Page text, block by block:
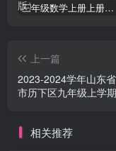
三年级数学上册上册第三单元《测量》练习题（人教版）
上一篇
2023-2024学年山东
市历下区九年级上学
相关推荐